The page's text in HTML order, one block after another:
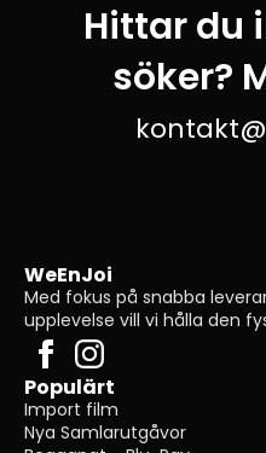
Hittar du
söker?
WeEnJoi
Med fokus på snabba
upplevelse vill vi hålla den
Populärt
Import film
Nya Samlarutgåvor